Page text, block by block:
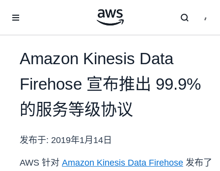
Amazon Kinesis Data
Firehose 宣布推出 99.9%
的服务等级协议
发布于: 2019年1月14日
AWS 针对 Amazon Kinesis Data Firehose 发布了